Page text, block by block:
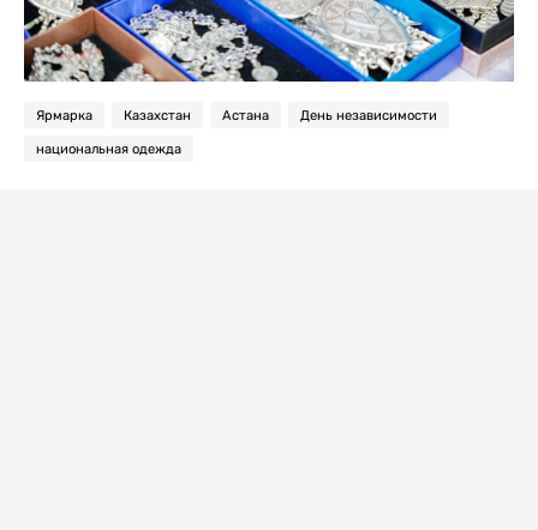
Ярмарка Казахстан Астана День независимости
национальная одежда